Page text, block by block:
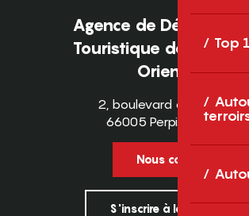
Top
Agence de
Touristique des
Orientales
2, boulevard des
66005 Perpignan Cedex
Nous contacter
S'inscrire à la newsletter